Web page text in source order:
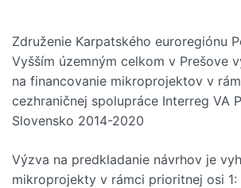
Združenie Karpatského euroregiónu
Vyšším územným celkom v Prešove
na financovanie mikroprojektov v
cezhraničnej spolupráce Interreg VA
Slovensko 2014-2020
Výzva na predkladanie návrhov je
mikroprojekty v rámci prioritnej osi 1: